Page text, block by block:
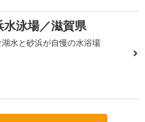
水泳場／滋賀県
湖水と砂浜が自慢の水浴場